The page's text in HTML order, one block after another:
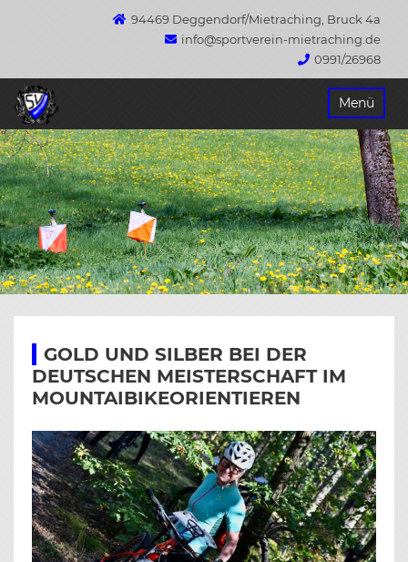
94469 Deggendorf/Mietraching, Bruck 4a
info@sportverein-mietraching.de
0991/26968
Menü
GOLD UND SILBER BEI DER
DEUTSCHEN MEISTERSCHAFT IM
MOUNTAIBIKEORIENTIEREN